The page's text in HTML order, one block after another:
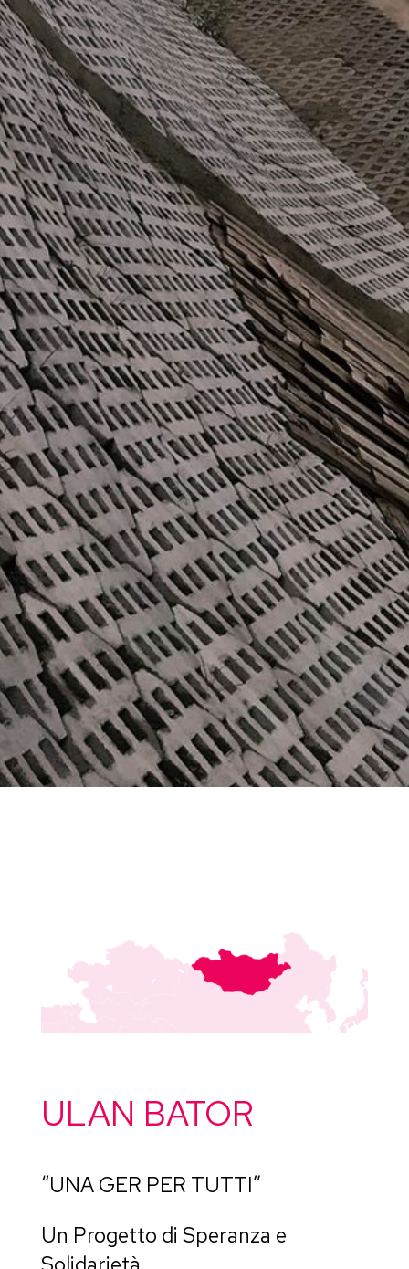
ULAN BATOR
“UNA GER PER TUTTI”
Un Progetto di Speranza e